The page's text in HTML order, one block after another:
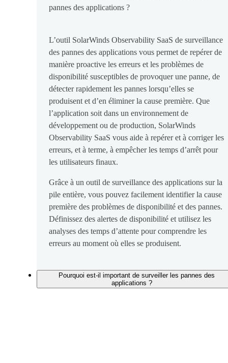
pannes des applications ?
L’outil SolarWinds Observability SaaS de surveillance
des pannes des applications vous permet de repérer de
manière proactive les erreurs et les problèmes de
disponibilité susceptibles de provoquer une panne, de
détecter rapidement les pannes lorsqu’elles se
produisent et d’en éliminer la cause première. Que
l’application soit dans un environnement de
développement ou de production, SolarWinds
Observability SaaS vous aide à repérer et à corriger les
erreurs, et à terme, à empêcher les temps d’arrêt pour
les utilisateurs finaux.
Grâce à un outil de surveillance des applications sur la
pile entière, vous pouvez facilement identifier la cause
première des problèmes de disponibilité et des pannes.
Définissez des alertes de disponibilité et utilisez les
analyses des temps d’attente pour comprendre les
erreurs au moment où elles se produisent.
Pourquoi est-il important de surveiller les pannes des
applications ?